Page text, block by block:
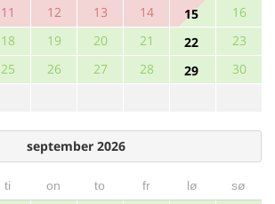
11 12 13 14 15 16
18 19 20 21 22 23
25 26 27 28 29 30
september 2026
ti on to fr lø
sø